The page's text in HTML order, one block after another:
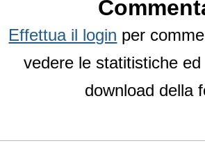
Effettua il login per
vedere le statitistiche
download della